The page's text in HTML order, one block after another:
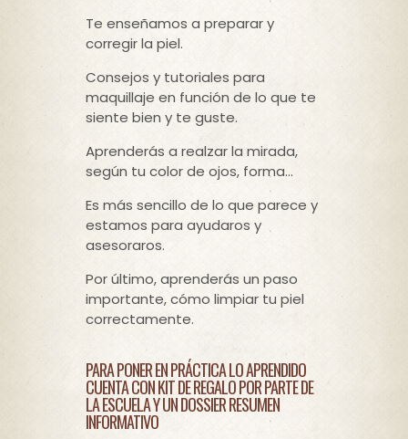
Te enseñamos a preparar y
corregir la piel.
Consejos y tutoriales para
maquillaje en función de lo que te
siente bien y te guste.
Aprenderás a realzar la mirada,
según tu color de ojos, forma…
Es más sencillo de lo que parece y
estamos para ayudaros y
asesoraros.
Por último, aprenderás un paso
importante, cómo limpiar tu piel
correctamente.
PARA PONER EN PRÁCTICA LO APRENDIDO
CUENTA CON KIT DE REGALO POR PARTE DE
LA ESCUELA Y UN DOSSIER RESUMEN
INFORMATIVO